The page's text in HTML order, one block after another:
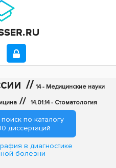
// 14 - Медицинские науки
// 14.01.14 - Стоматология
по каталогу
диссертаций
в диагностике
болезни